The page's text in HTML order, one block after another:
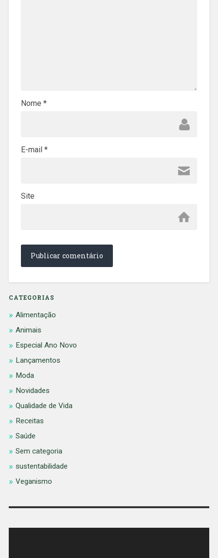
Nome *
E-mail *
Site
CATEGORIAS
Alimentação
Animais
Especial Ano Novo
Lançamentos
Moda
Novidades
Qualidade de Vida
Receitas
Saúde
Sem categoria
sustentabilidade
Veganismo